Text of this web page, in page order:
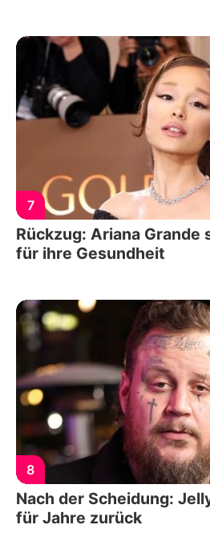
7
Rückzug: Ariana Grande
für ihre Gesundheit
8
Nach der Scheidung:
für Jahre zurück